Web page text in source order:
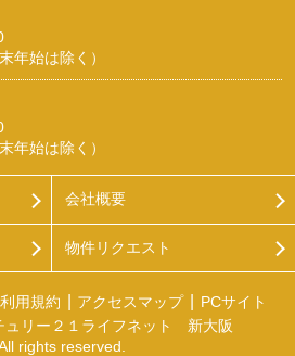
年始は除く）
年始は除く）
会社概要
物件リクエスト
利用規約 アクセスマップ
PCサイト
ュリー２１ライフネット 新大阪
rights reserved.